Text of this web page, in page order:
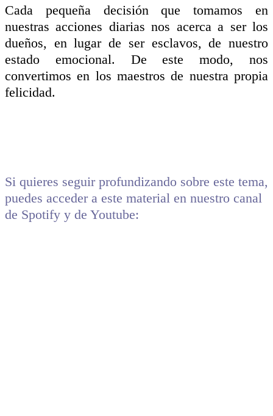
Cada pequeña decisión que tomamos en
nuestras acciones diarias nos acerca a ser los
dueños, en lugar de ser esclavos, de nuestro
estado emocional. De este modo, nos
convertimos en los maestros de nuestra propia
felicidad.
Si quieres seguir profundizando sobre este tema,
puedes acceder a este material en nuestro canal
de Spotify y de Youtube: